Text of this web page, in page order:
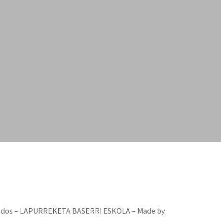
– LAPURREKETA BASERRI ESKOLA – Made by